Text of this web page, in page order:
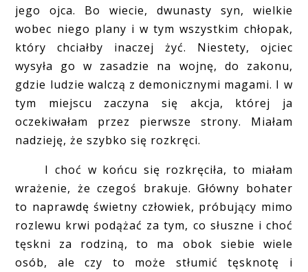
jego ojca. Bo wiecie, dwunasty syn, wielkie
wobec niego plany i w tym wszystkim chłopak,
który chciałby inaczej żyć. Niestety, ojciec
wysyła go w zasadzie na wojnę, do zakonu,
gdzie ludzie walczą z demonicznymi magami. I w
tym miejscu zaczyna się akcja, której ja
oczekiwałam przez pierwsze strony. Miałam
nadzieję, że szybko się rozkręci.
I choć w końcu się rozkręciła, to miałam
wrażenie, że czegoś brakuje. Główny bohater
to naprawdę świetny człowiek, próbujący mimo
rozlewu krwi podążać za tym, co słuszne i choć
tęskni za rodziną, to ma obok siebie wiele
osób, ale czy to może stłumić tęsknotę i